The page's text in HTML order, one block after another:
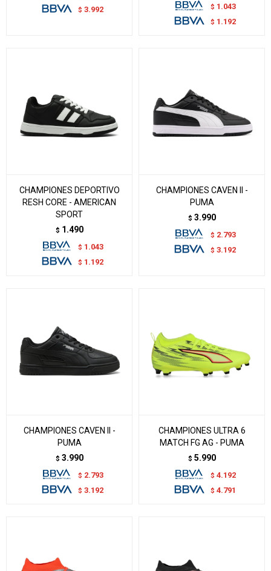
$ 3.992 $ 1.043
$ 1.192
CHAMPIONES DEPORTIVO
RESH CORE - AMERICAN
SPORT
$ 1.490
$ 1.043
$ 1.192
CHAMPIONES CAVEN II -
PUMA
$ 3.990
$ 2.793
$ 3.192
CHAMPIONES CAVEN II -
PUMA
$ 3.990
$ 2.793
$ 3.192
CHAMPIONES ULTRA 6
MATCH FG AG - PUMA
$ 5.990
$ 4.192
$ 4.791